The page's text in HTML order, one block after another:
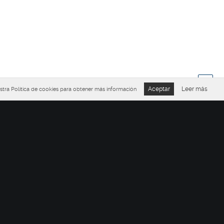
Política de cookies para obtener más información Aceptar Leer más